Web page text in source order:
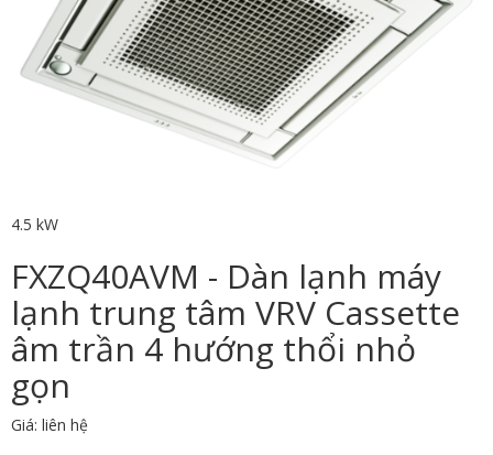
4.5 kW
FXZQ40AVM - Dàn lạnh máy
lạnh trung tâm VRV Cassette
âm trần 4 hướng thổi nhỏ
gọn
Giá: liên hệ